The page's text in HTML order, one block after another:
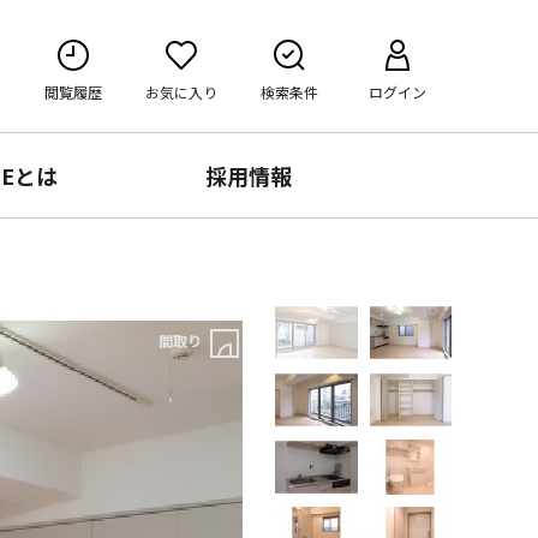
閲覧履歴 お気に入り 検索条件 ログイン
とは 採用情報
間取り